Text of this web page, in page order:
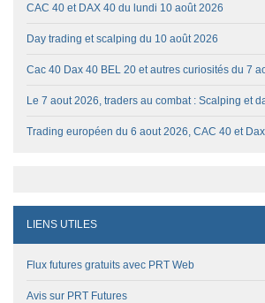
CAC 40 et DAX 40 du lundi 10 août 2026
Day trading et scalping du 10 août 2026
Cac 40 Dax 40 BEL 20 et autres curiosités du 7
Le 7 aout 2026, traders au combat : Scalping et
Trading européen du 6 aout 2026, CAC 40 et
LIENS UTILES
Flux futures gratuits avec PRT Web
Avis sur PRT Futures